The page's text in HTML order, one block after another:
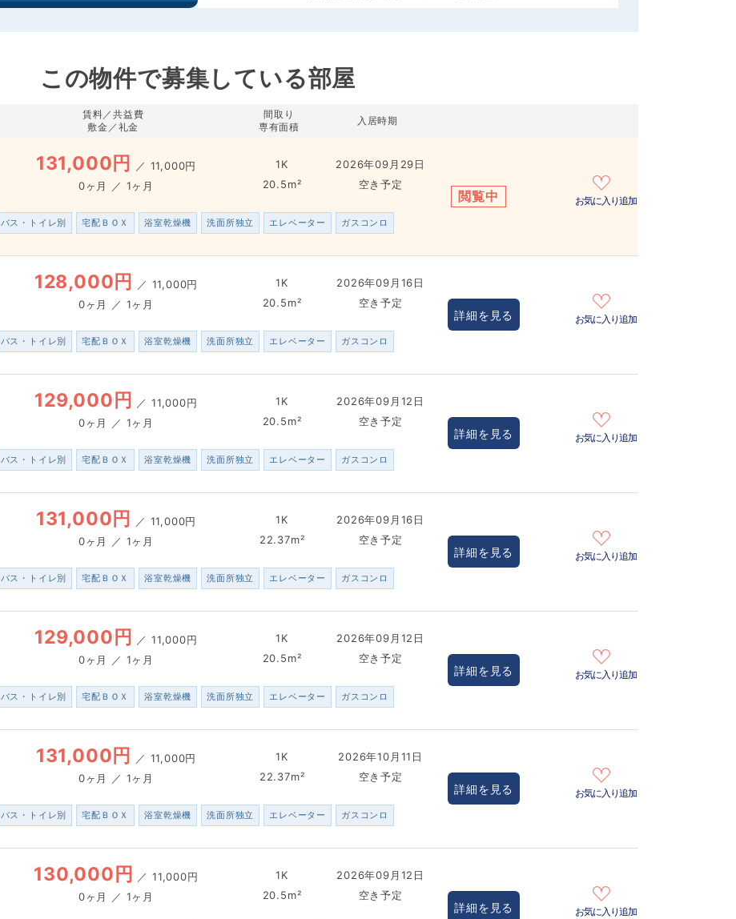
この物件で募集している部屋
賃料／共益費
敷金／礼金
間取り
専有面積
入居時期
131,000円 ／ 11,000円
0ヶ月 ／ 1ヶ月
1K
20.5m²
2026年09月29日
空き予定
バス・トイレ別 宅配ＢＯＸ 浴室乾燥機 洗面所独立 エレベーター ガスコンロ
閲覧中 お気に入り追加
128,000円 ／ 11,000円
0ヶ月 ／ 1ヶ月
1K
20.5m²
2026年09月16日
空き予定
バス・トイレ別 宅配ＢＯＸ 浴室乾燥機 洗面所独立 エレベーター ガスコンロ
詳細を見る お気に入り追加
129,000円 ／11,000円
0ヶ月 ／ 1ヶ月
1K
20.5m²
2026年09月12日
空き予定
バス・トイレ別 宅配ＢＯＸ 浴室乾燥機 洗面所独立 エレベーター ガスコンロ
詳細を見る お気に入り追加
131,000円 ／ 11,000円
0ヶ月 ／ 1ヶ月
1K
22.37m²
2026年09月16日
空き予定
バス・トイレ別 宅配ＢＯＸ 浴室乾燥機 洗面所独立 エレベーター ガスコンロ
詳細を見る お気に入り追加
129,000円 ／11,000円
0ヶ月 ／ 1ヶ月
1K
20.5m²
2026年09月12日
空き予定
バス・トイレ別 宅配ＢＯＸ 浴室乾燥機 洗面所独立 エレベーター ガスコンロ
詳細を見る お気に入り追加
131,000円 ／ 11,000円
0ヶ月 ／ 1ヶ月
1K
22.37m²
2026年10月11日
空き予定
バス・トイレ別 宅配ＢＯＸ 浴室乾燥機 洗面所独立 エレベーター ガスコンロ
詳細を見る お気に入り追加
130,000円 ／11,000円
0ヶ月 ／ 1ヶ月
1K
20.5m²
2026年09月12日
空き予定
詳細を見る お気に入り追加